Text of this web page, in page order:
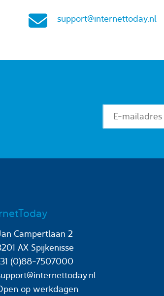
support@internettoday.nl
Campertlaan 2
AX Spijkenisse
(0)88-7507000
op werkdagen